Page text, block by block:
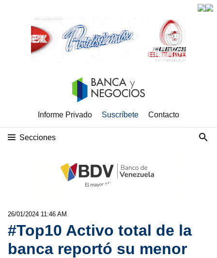
Informe Privado Suscríbete Contacto
Secciones
26/01/2024 11:46 AM
#Top10 Activo total de la
banca reportó su menor